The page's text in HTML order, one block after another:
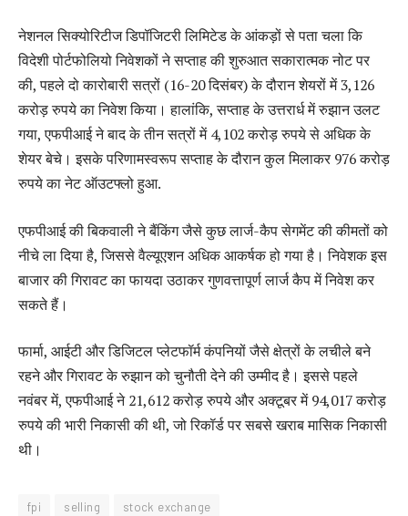
नेशनल सिक्योरिटीज डिपॉजिटरी लिमिटेड के आंकड़ों से पता चला कि
विदेशी पोर्टफोलियो निवेशकों ने सप्ताह की शुरुआत सकारात्मक नोट पर
की, पहले दो कारोबारी सत्रों (16-20 दिसंबर) के दौरान शेयरों में 3,126
करोड़ रुपये का निवेश किया। हालांकि, सप्ताह के उत्तरार्ध में रुझान उलट
गया, एफपीआई ने बाद के तीन सत्रों में 4,102 करोड़ रुपये से अधिक के
शेयर बेचे। इसके परिणामस्वरूप सप्ताह के दौरान कुल मिलाकर 976 करोड़
रुपये का नेट ऑउटफ्लो हुआ.
एफपीआई की बिकवाली ने बैंकिंग जैसे कुछ लार्ज-कैप सेगमेंट की कीमतों को
नीचे ला दिया है, जिससे वैल्यूएशन अधिक आकर्षक हो गया है। निवेशक इस
बाजार की गिरावट का फायदा उठाकर गुणवत्तापूर्ण लार्ज कैप में निवेश कर
सकते हैं।
फार्मा, आईटी और डिजिटल प्लेटफॉर्म कंपनियों जैसे क्षेत्रों के लचीले बने
रहने और गिरावट के रुझान को चुनौती देने की उम्मीद है। इससे पहले
नवंबर में, एफपीआई ने 21,612 करोड़ रुपये और अक्टूबर में 94,017 करोड़
रुपये की भारी निकासी की थी, जो रिकॉर्ड पर सबसे खराब मासिक निकासी
थी।
fpi selling stock exchange